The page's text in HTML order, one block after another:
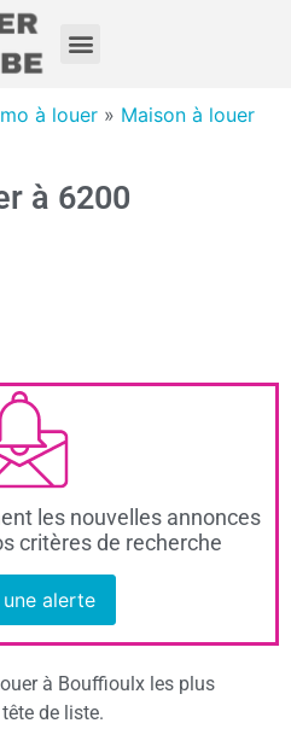
à louer » Maison à louer
à 6200
les nouvelles annonces
critères de recherche
alerte
à Bouffioulx les plus
de liste.